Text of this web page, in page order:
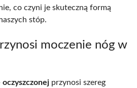
co czyni je skuteczną formą
stóp.
moczenie nóg w
oczyszczonej przynosi szereg